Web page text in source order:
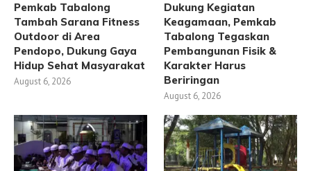
Pemkab Tabalong
Tambah Sarana Fitness
Outdoor di Area
Pendopo, Dukung Gaya
Hidup Sehat Masyarakat
August 6, 2026
Dukung Kegiatan
Keagamaan, Pemkab
Tabalong Tegaskan
Pembangunan Fisik &
Karakter Harus
Beriringan
August 6, 2026